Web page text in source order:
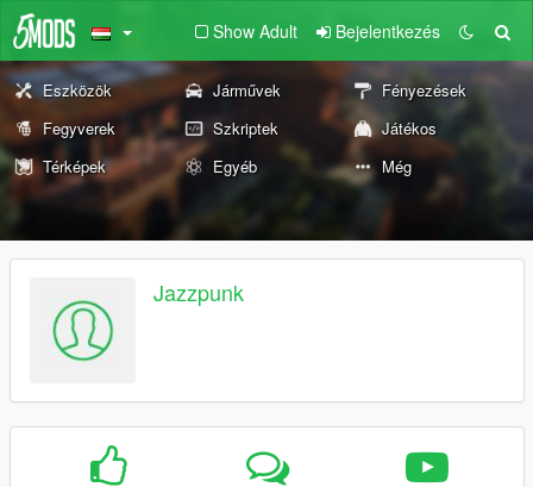
Show Adult Bejelentkezés
Eszközök Járművek
Fényezések
Fegyverek
Szkriptek
Játékos
Térképek
Egyéb Még
Jazzpunk